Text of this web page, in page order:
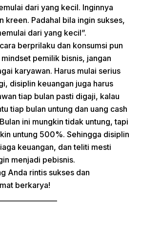
dari yang kecil. Inginnya
kreen. Padahal bila ingin sukses,
dari yang kecil”.
berprilaku dan konsumsi pun
pemilik bisnis, jangan
karyawan. Harus mulai serius
disiplin keuangan juga harus
tiap bulan pasti digaji, kalau
tiap bulan untung dan uang cash
ini mungkin tidak untung, tapi
untung 500%. Sehingga disiplin
keuangan, dan teliti mesti
menjadi pebisnis.
Anda rintis sukses dan
berkarya!